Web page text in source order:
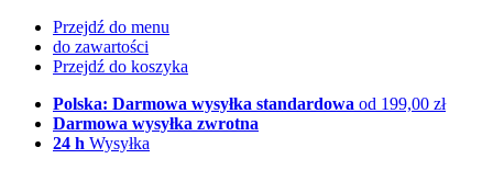
Przejdź do menu
do zawartości
Przejdź do koszyka
Polska: Darmowa wysyłka standardowa od 199,00 zł
Darmowa wysyłka zwrotna
24 h Wysyłka